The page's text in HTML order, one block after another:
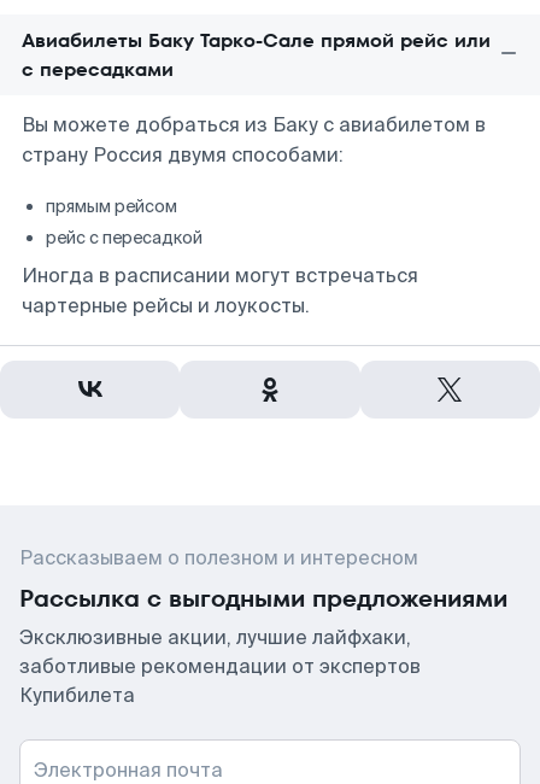
Авиабилеты Баку Тарко-Сале прямой рейс или
с пересадками
Вы можете добраться из Баку с авиабилетом в
страну Россия двумя способами:
прямым рейсом
рейс с пересадкой
Иногда в расписании могут встречаться
чартерные рейсы и лоукосты.
Рассказываем о полезном и интересном
Рассылка с выгодными предложениями
Эксклюзивные акции, лучшие лайфхаки,
заботливые рекомендации от экспертов
Купибилета
Электронная почта